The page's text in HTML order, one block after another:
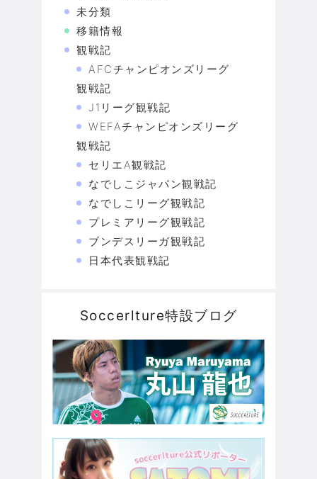
未分類
移籍情報
観戦記
AFCチャンピオンズリーグ
観戦記
J1リーグ観戦記
WEFAチャンピオンズリーグ
観戦記
セリエA観戦記
なでしこジャパン観戦記
なでしこリーグ観戦記
プレミアリーグ観戦記
ブンデスリーガ観戦記
日本代表観戦記
Soccerlture特設ブログ